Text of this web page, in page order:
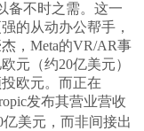
备不时之需。这一
的从动办公帮手，
，Meta的VR/AR事
元（约20亿美元）
欧元。而正在
发布其营业营收
美元，而非间接出